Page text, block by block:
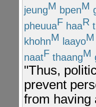
jeungM bpenM
pheuuaF haaR
khohnM laayoM
naatF thaangM
"Thus,
prevent
from having